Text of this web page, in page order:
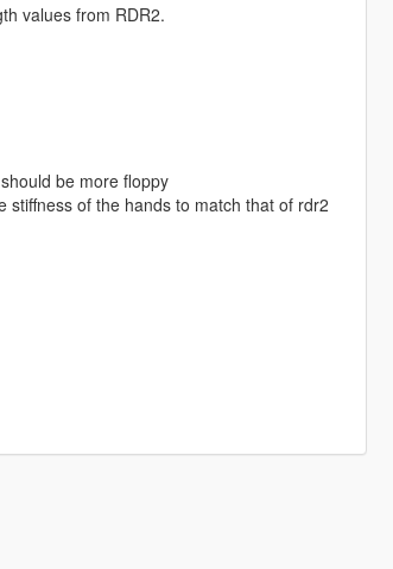
values from RDR2.
be more floppy
of the hands to match that of rdr2